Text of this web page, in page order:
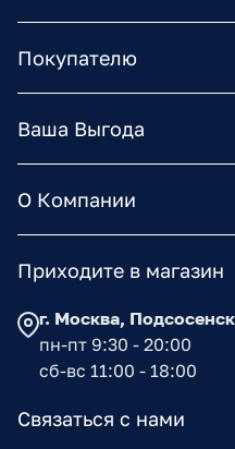
Покупателю
Ваша Выгода
О Компании
Приходите в магазин
г. Москва,
пн-пт 9:30 - 20:00
сб-вс 11:00 - 18:00
Связаться с нами